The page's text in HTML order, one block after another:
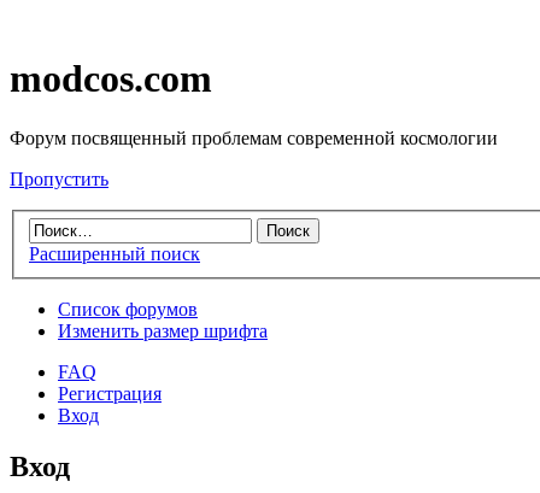
modcos.com
Форум посвященный проблемам современной космологии
Пропустить
Расширенный поиск
Список форумов
Изменить размер шрифта
FAQ
Регистрация
Вход
Вход